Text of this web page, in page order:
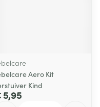
Aero Kit
Kind
5,95